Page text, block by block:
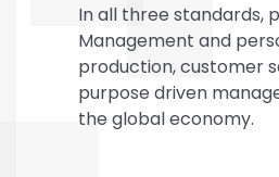
In all three standards,
Management and
production, customer
purpose driven
the global economy.